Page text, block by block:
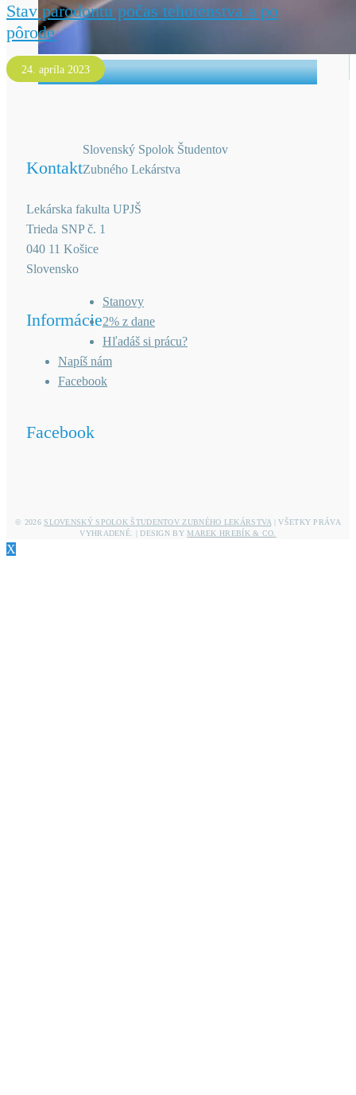
Stav parodontu počas tehotenstva a po
pôrode
24. apríla 2023
Kontakt
Slovenský Spolok Študentov
Zubného Lekárstva
Lekárska fakulta UPJŠ
Trieda SNP č. 1
040 11 Košice
Slovensko
Informácie
Stanovy
2% z dane
Hľadáš si prácu?
Napíš nám
Facebook
Facebook
© 2026SLOVENSKÝ SPOLOK ŠTUDENTOV ZUBNÉHO LEKÁRSTVA | VŠETKY PRÁVA
VYHRADENÉ. | DESIGN BYMAREK HREBÍK & CO.
X